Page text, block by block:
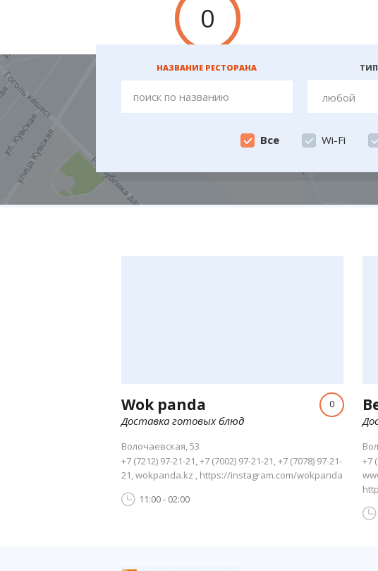
0
НАЗВАНИЕ РЕСТОРАНА ТИП
любой
Все Wi-Fi
Wok panda
Доставка готовых блюд
Волочаевская, 53
+7 (7212) 97-21-21, +7 (7002) 97-21-21, +7 (7078) 97-21-
21, wokpanda.kz , https://instagram.com/wokpanda
11:00 - 02:00
0
+7